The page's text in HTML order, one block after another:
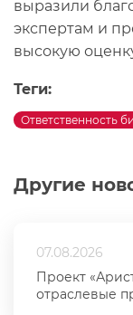
Другие
07.08.2026
Проект
отраслевые
выразили
экспертам и
высокую
Теги:
Ответственность